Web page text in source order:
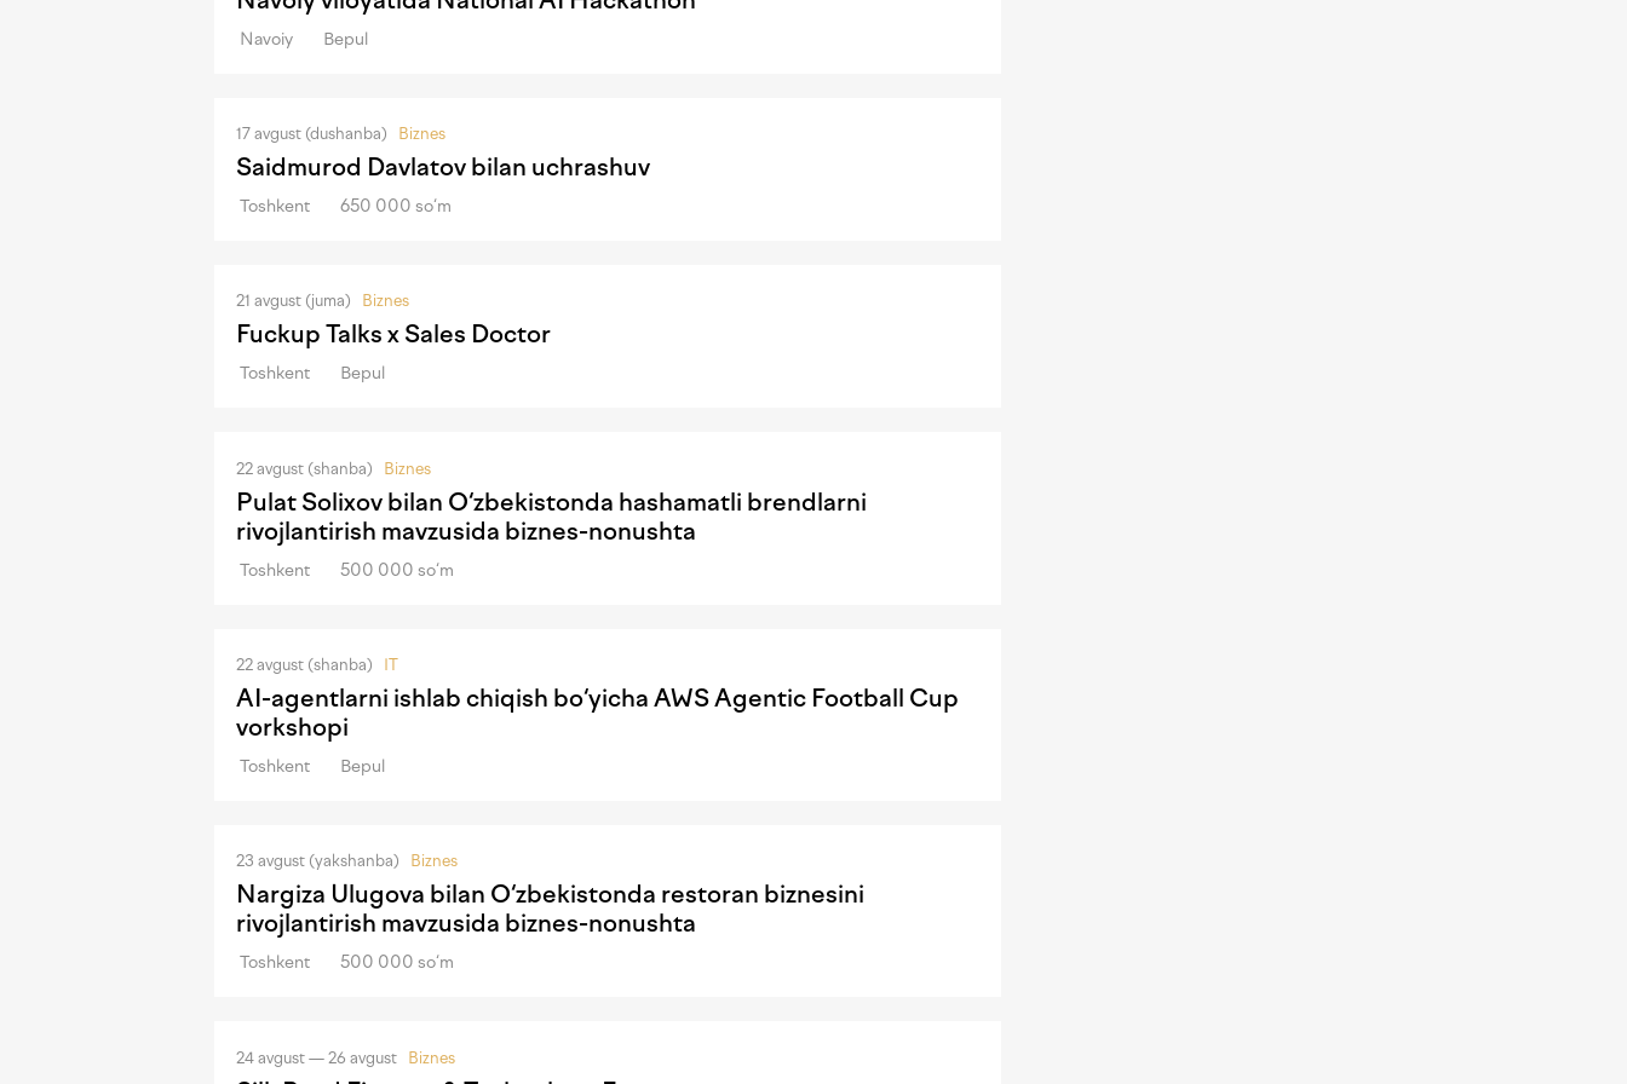
Navoiy Bepul
17 avgust (dushanba) Biznes
Saidmurod Davlatov bilan uchrashuv
Toshkent 650 000 so‘m
21 avgust (juma) Biznes
Fuckup Talks x Sales Doctor
Toshkent Bepul
22 avgust (shanba) Biznes
Pulat Solixov bilan O‘zbekistonda hashamatli brendlarni
rivojlantirish mavzusida biznes-nonushta
Toshkent 500 000 so‘m
22 avgust (shanba) IT
AI-agentlarni ishlab chiqish bo‘yicha AWS Agentic Football Cup
vorkshopi
Toshkent Bepul
23 avgust (yakshanba) Biznes
Nargiza Ulugova bilan O‘zbekistonda restoran biznesini
rivojlantirish mavzusida biznes-nonushta
Toshkent 500 000 so‘m
24 avgust — 26 avgust Biznes